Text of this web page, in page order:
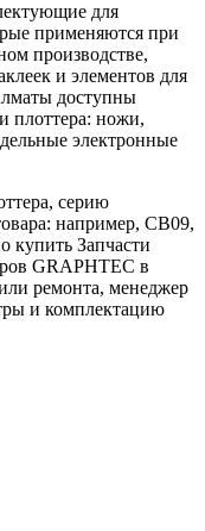
для
применяются при
производстве,
и элементов для
доступны
плоттера: ножи,
электронные
серию
например, CB09,
купить Запчасти
GRAPHTEC в
ремонта, менеджер
и комплектацию